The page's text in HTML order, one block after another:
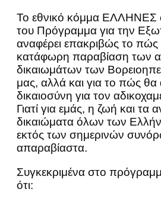
Το εθνικό κόμμα ΕΛΛΗΝΕΣ
του Πρόγραμμα για την
αναφέρει επακριβώς το
κατάφωρη παραβίαση των
δικαιωμάτων των
μας, αλλά και για το πώς θα
δικαιοσύνη για τον
Γιατί για εμάς, η ζωή και τα
δικαιώματα όλων των
εκτός των σημερινών
απαραβίαστα.
Συγκεκριμένα στο
ότι: